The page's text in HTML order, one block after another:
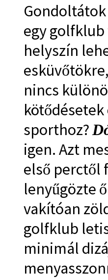
egy
helyszín
nincs
kötődésetek
sporthoz?
igen. Azt
első perctől
lenyűgözte
vakítóan
golfklub
minimál